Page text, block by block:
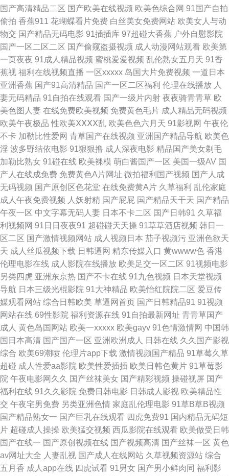
影音AV先锋色库 97在线超碰久热 免费色片 伊人AV影视 91素人约啪系列 男
人天堂色91N 91cn入口 av黑料在线 亚洲伊人大香蕉 97福利免费视频 精品
国自产无码视频 婷婷久久性爱精品 91蜜桃伊人在线播放 国产操小浪穴AV片
伪娘自蔚 91午夜电影院 欧美成人黄色网址 色鬼网站导航 91吃瓜麻豆观看
91秒拍福利视频 AY视频资源在线 超碰日韩 东方四虎私人影库 久久微拍福利
老司机 婷婷成人综合网 影音先锋在线视频婷婷 91网址在线免费 成人自卫 欧
美a久久 91官方传媒免费线观看 久91c 午夜男女很黄的视频 91永久免费网站
久久社区 午夜看又粗又长又色 欧美日韩网欧美网 91国自视频 福利久久草 日
韩毛片总汇 精品免费国 四虎院网站 91福利是看爽片 a片网站ww 黄色极品网
站蓝莓视频 一本到无码高清 91竹菊 男人的天堂黄色A片 亚洲天堂虎六六六
AV日韩另类 激情五月天社区 天美mv限免在线 91人妻福利精品 国产区熟女
丝袜 先锋资源网站AV 97亚洲手机在线观看 另类性爱综合 91干看片逼爽爽淫
绳子 福利资源站 日本乱码伦500 91看片网页版 污污色色视频网站 91尤物网
页 精品久久天堂 婷婷无码下载 91秀秀 黄色视频网久久 日韩婷婷五月 91社
一区 福利小视频在线观看 91传媒免费观看天堂 精品国产二区三区三州 伊人
久久五月 www无码色图 四虎视频 97肏屄 美女又w的网站 性爱av天堂 东方
av黄色免费 91社视频神马 国产成人久久 欧美一区操逼 91av免费视频 精品
国产乱码久久婷婷 先锋影院资源av网 99超碰福利在线 五月婷婷社区 国产一
国产高清精品二区 国产欧美在线视频 欧美色综合网 91国产自拍
偷拍 香蕉911 花蝴蝶看片免费 白丝美女免费网站 欧美女人与动
物交 国产精品无码电影 91插插库 97超碰大香蕉 户外自慰影院
国产一区二区二区 国产偷窥盗摄视频 成人动漫网站观看 欧美第
一页夜夜 91成人精品视频 蜜桃爱爱视频 乱伦熟女五月天 91香
蕉视 福利在线视频直播 一区xxxxx 岛国大片免费视频 一道日本
亚洲香蕉 国产91高清精品 国产一区二区福利 伦理在线播放 人
妻无码精品 91自拍在线观看 国产一级片内射 夜夜骑青青草 欧
美色图人妻 在线免费欧美视频 免费黄色毛片 成人精品无码视频
欧美午夜极品 性欧美ⅩⅩⅩⅩ乱 欧美色色六月天 91影视网 午夜伦
不卡 加勒比性爱网 青草国产在线视频 亚洲国产精品导航 欧美色
淫 波多野结依电影 91狠狠撸 成人深夜电影 精品国产美女剃毛
加勒比熟女 91碰在线 欧美裸模 萌白酱国产一区 美国一级AV 国
产人在线成免费 免费黄色A片网址 微拍福利国产视频 国产人成
无码视频 国产原创区色花堂 在线免费黄A片 久草福利 乱伦家庭
成人午夜免费视频 人妖射精 国产屁屁 国产精品天干天 国产精品
午夜一区 中文字幕无码人妻 日本不卡二区 国产日韩91 久草福
利视频网 91日日夜夜91 超碰碰天天操 91草草酒店视频 韩日一
区二区 国产激情视频网站 成人视频日本 茄子视频污 亚洲色欲天
天 成人丝瓜视频下载 日韩逼网 精东传媒入口 黄wwww色 香港
伦理电影在线 成人影院在线播放 欧美足交一区二区 91视频电影
另类四虎 亚洲东京热 国产不卡在线 91九色视频 日本天堂视频
导航 日本三级光棍影院 91大神精品 欧美怡红院院二区 爱豆传
媒观看网站 综合日韩欧美 草逼网首页 国产日韩精品91 91视频
网站在线 69性影院 福利资源在线 91自拍最新网址 青青草国产
成人 黄色岛国网站 欧美一xxxxx 欧美gayv 91色情激情网 中国韩
国日本高清 国产国产一区 亚洲欧洲成人 日韩在线 久久国产影视
综合 欧美69潮喷 伦理片app下载 激情视频国产精品 91草莓久草
超碰 成人性爱aa影院 欧美性爱插插 欧美日韩色黄片 91草莓影
院 午夜电影网久久 国产丝袜美女 国产精彩视频 操碰视屏 国产
福利在线 91久久影院 免费日韩电影 日韩成人影视 欧美精品性
交 午夜宅男免费 另类亚洲色情 家庭乱伦理电影 91草B草B视频
国产精品熟女一 国产巨乳在线观看 四虎免费91 国内精品无码短
片 超碰成人操操 欧美猛交视频 西瓜影院在线观看 欧美做受日韩
国产在线一 国产原创视频在线 国产视频高清 国产丝袜一区 黄色
av网址大全 人妻乱视 国产成人在线网站 久草视频资源站 综合
五月香 成人app在线 四虎试看 91男女 国产男小鲜肉同 福利影